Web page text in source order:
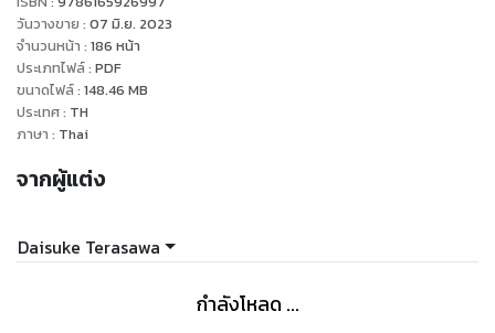
วันวางขาย : 07 มิ.ย. 2023
จำนวนหน้า : 186 หน้า
ประเภทไฟล์: PDF
ขนาดไฟล์: 148.46 MB
ประเทศ: TH
ภาษา : Thai
จากผู้แต่ง
Daisuke Terasawa
กำลังโหลด ...